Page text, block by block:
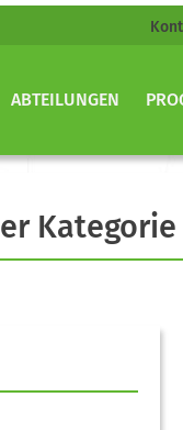
ABTEILUNGEN